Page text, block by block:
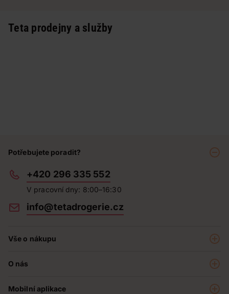
Teta prodejny a služby
Potřebujete poradit?
+420 296 335 552
V pracovní dny: 8:00–16:30
info@tetadrogerie.cz
Vše o nákupu
Prodejny
O nás
Mobilní aplikace